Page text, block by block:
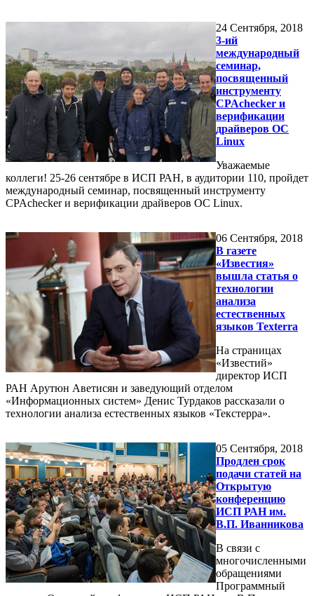
24 Сентября, 2018
3-ий
международный
семинар,
посвященный
инструменту
CPAchecker и
верификации
драйверов ОС
Linux
Уважаемые
коллеги! 25-26 сентябре в ИСП РАН, в аудитории 110, пройдет
международный семинар, посвященный инструменту
CPAchecker и верификации драйверов ОС Linux.
06 Сентября, 2018
В газете
«Известия»
вышла статья о
технологии
анализа
естественных
языков Texterra
На страницах
«Известий»
директор ИСП
РАН Арутюн Аветисян и заведующий отделом
«Информационных систем» Денис Турдаков рассказали о
технологии анализа естественных языков «Текстерра».
05 Сентября, 2018
Продлен срок
подачи статей на
Открытую
конференцию
ИСП РАН им.
В.П. Иванникова
В связи с
многочисленными
обращениями
Программный